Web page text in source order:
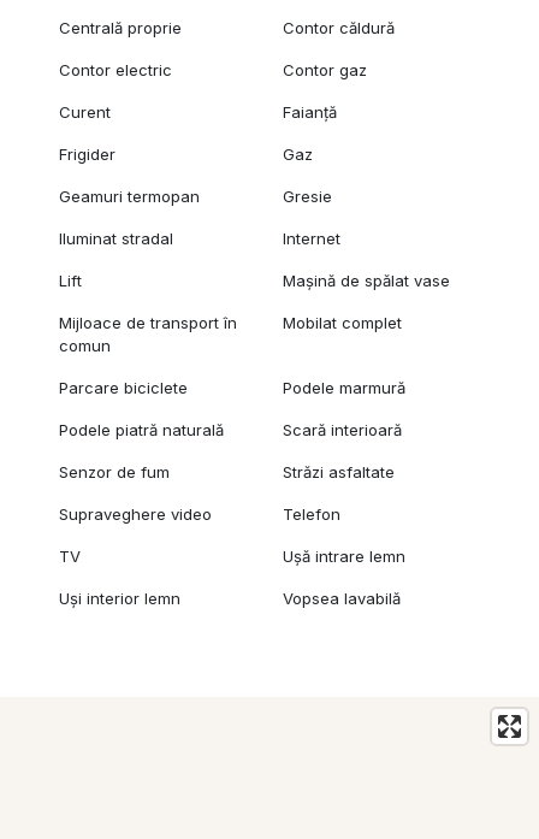
Centrală proprie Contor căldură
Contor electric Contor gaz
Curent Faianță
Frigider Gaz
Geamuri termopan Gresie
Iluminat stradal Internet
Lift Mașină de spălat vase
Mijloace de transport în
comun
Mobilat complet
Parcare biciclete Podele marmură
Podele piatră naturală Scară interioară
Senzor de fum Străzi asfaltate
Supraveghere video Telefon
TV Ușă intrare lemn
Uși interior lemn Vopsea lavabilă